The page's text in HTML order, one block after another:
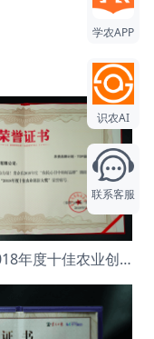
农资与市场 2018年度十佳农业创新大奖
学农APP
识农AI
联系客服